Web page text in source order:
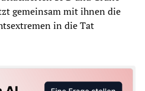
gemeinsam mit ihnen die
in die Tat